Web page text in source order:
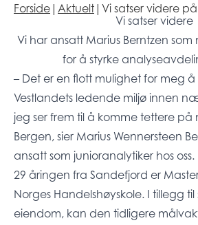
Forside | Aktuelt | Vi satser videre
Vi satser videre
Vi har ansatt Marius Berntzen
for å styrke
– Det er en flott mulighet for meg
Vestlandets ledende miljø innen
jeg ser frem til å komme tettere
Bergen, sier Marius Wennersteen
ansatt som junioranalytiker hos oss.
29 åringen fra Sandefjord er
Norges Handelshøyskole. I tillegg til
eiendom, kan den tidligere